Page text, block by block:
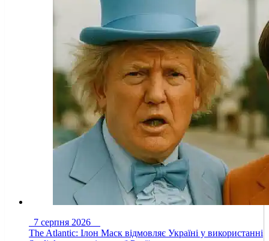
7 серпня 2026
The Atlantic: Ілон Маск відмовляє Україні у використанні